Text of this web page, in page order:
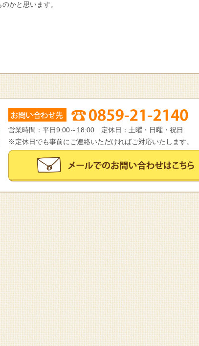
かと思います。
営業時間：平日9:00～18:00 定休日：土曜・日曜・祝日
※定休日でも事前にご連絡いただければご対応いたします。